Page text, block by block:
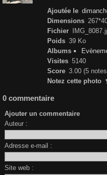
Ajoutée le
Dimensions
Fichier
Poids 39 Ko
Albums
Visites 5140
Score 3.00 (5
Notez cette photo
0 commentaire
Ajouter un commentaire
Auteur :
Adresse e-mail :
Site web :